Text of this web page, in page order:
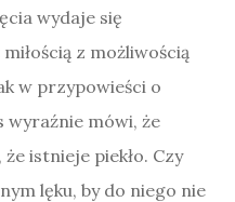
wydaje się
z możliwością
w przypowieści o
wyraźnie mówi, że
istnieje piekło. Czy
lęku, by do niego nie